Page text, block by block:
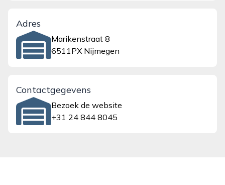
Adres
Marikenstraat 8
6511PX Nijmegen
Contactgegevens
Bezoek de website
+31 24 844 8045